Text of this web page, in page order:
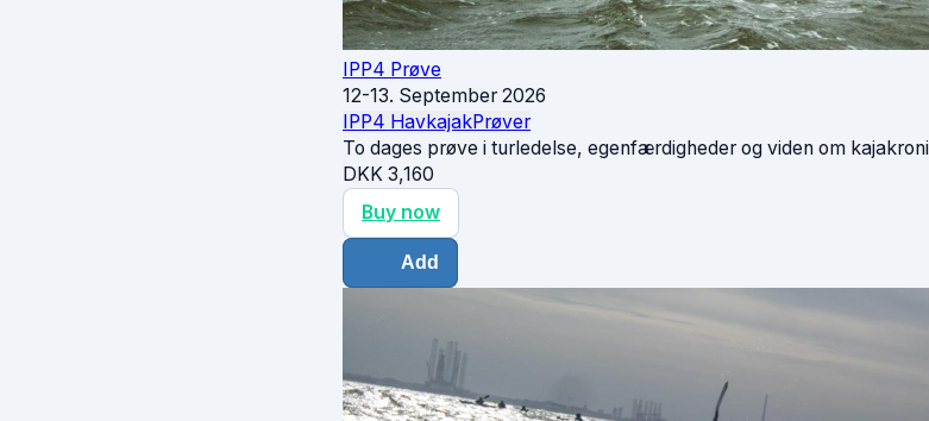
IPP4 Prøve
12-13. September 2026
IPP4 HavkajakPrøver
To dages prøve i turledelse, egenfærdigheder og viden om
DKK 3,160
Buy now
Add